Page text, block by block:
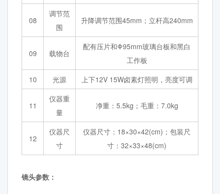
08
调节范
围
升降调节范围45mm；立杆高240mm
09 载物台
配有压片和Φ95mm玻璃台板和黑白
工作板
10
光源 上下12V 15W卤素灯照明，亮度可调
11
仪器重
量
净重：5.5kg；毛重：7.0kg
12
仪器尺
寸
仪器尺寸：18×30×42(cm)；包装尺
寸：32×33×48(cm)
镜头参数：